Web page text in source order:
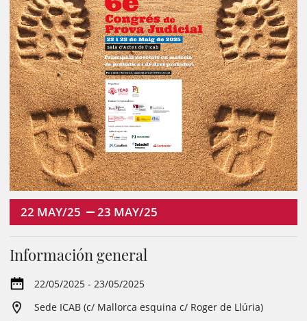
22 MAY/25 23 MAY/25
Información general
22/05/2025 - 23/05/2025
Sede ICAB (c/ Mallorca esquina c/ Roger de Llúria)